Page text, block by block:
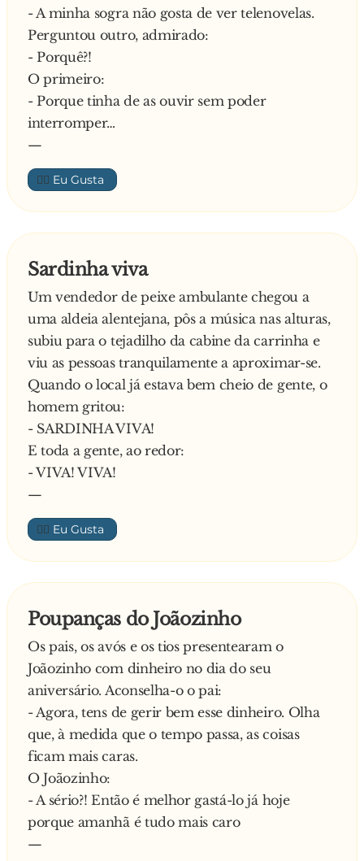
- A minha sogra não gosta de ver telenovelas.
Perguntou outro, admirado:
- Porquê?!
O primeiro:
- Porque tinha de as ouvir sem poder
interromper…
—
👍🏼
Sardinha viva
Um vendedor de peixe ambulante chegou a
uma aldeia alentejana, pôs a música nas alturas,
subiu para o tejadilho da cabine da carrinha e
viu as pessoas tranquilamente a aproximar-se.
Quando o local já estava bem cheio de gente, o
homem gritou:
- SARDINHA VIVA!
E toda a gente, ao redor:
- VIVA! VIVA!
—
👍🏼
Poupanças do Joãozinho
Os pais, os avós e os tios presentearam o
Joãozinho com dinheiro no dia do seu
aniversário. Aconselha-o o pai:
- Agora, tens de gerir bem esse dinheiro. Olha
que, à medida que o tempo passa, as coisas
ficam mais caras.
O Joãozinho:
- A sério?! Então é melhor gastá-lo já hoje
porque amanhã é tudo mais caro
—